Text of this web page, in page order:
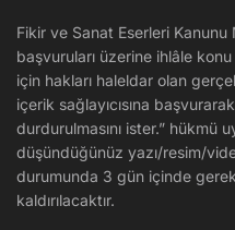
Fikir ve Sanat Eserleri
başvuruları üzerine ihlâle konu
için hakları haleldar olan
içerik sağlayıcısına
durdurulmasını ister.” hükmü
düşündüğünüz yazı/resim/
durumunda 3 gün içinde
kaldırılacaktır.